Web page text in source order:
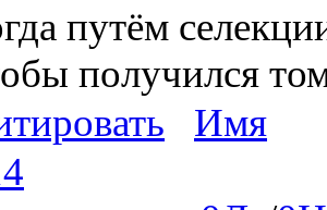
путём
получился
Имя